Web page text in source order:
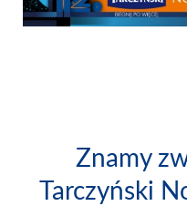
Znamy
Tarczyński